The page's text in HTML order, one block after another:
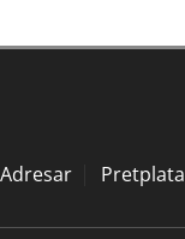
Adresar Pretplata